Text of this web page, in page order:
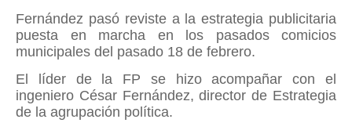
Fernández pasó reviste a la estrategia publicitaria
puesta en marcha en los pasados comicios
municipales del pasado 18 de febrero.
El líder de la FP se hizo acompañar con el
ingeniero César Fernández, director de Estrategia
de la agrupación política.